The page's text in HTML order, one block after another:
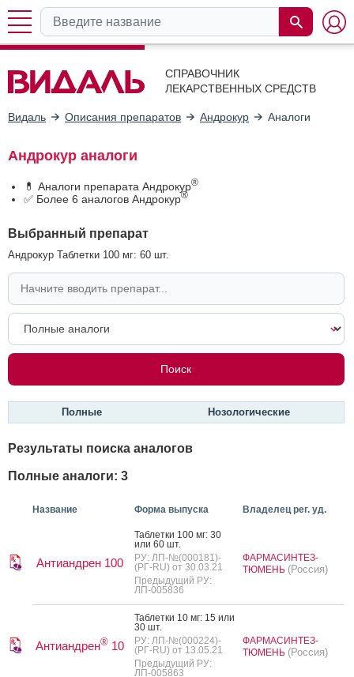
СПРАВОЧНИК
ЛЕКАРСТВЕННЫХ СРЕДСТВ
Видаль Описания препаратов Андрокур Аналоги
Андрокур аналоги
💊 Аналоги препарата Андрокур®
✅ Более 6 аналогов Андрокур®
Выбранный препарат
Андрокур Таблетки 100 мг: 60 шт.
Полные Нозологические
Результаты поиска аналогов
Полные аналоги: 3
Название Форма выпуска Владелец рег. уд.
Антиандрен 100
Таб­летки 100 мг: 30
или 60 шт.
РУ: ЛП-№(000181)-
(РГ-RU) от 30.03.21
Предыдущий РУ:
ЛП-005836
ФАРМАСИНТЕЗ-
ТЮМЕНЬ (Россия)
Антиандрен®10
Таб­летки 10 мг: 15 или
30 шт.
РУ: ЛП-№(000224)-
(РГ-RU) от 13.05.21
Предыдущий РУ:
ЛП-005863
ФАРМАСИНТЕЗ-
ТЮМЕНЬ (Россия)